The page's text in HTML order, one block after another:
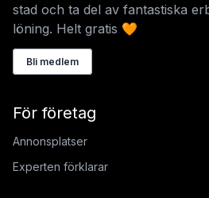
stad och ta del av fantastiska
löning. Helt gratis 🧡
Bli medlem
För företag
Annonsplatser
Experten förklarar